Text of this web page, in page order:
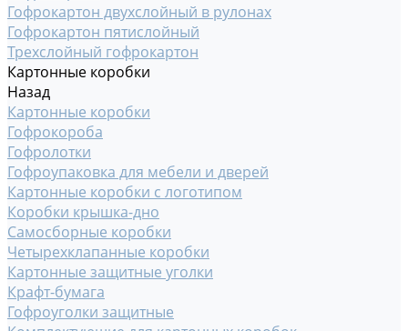
Гофрокартон двухслойный в рулонах
Гофрокартон пятислойный
Трехслойный гофрокартон
Картонные коробки
Назад
Картонные коробки
Гофрокороба
Гофролотки
Гофроупаковка для мебели и дверей
Картонные коробки с логотипом
Коробки крышка-дно
Самосборные коробки
Четырехклапанные коробки
Картонные защитные уголки
Крафт-бумага
Гофроуголки защитные